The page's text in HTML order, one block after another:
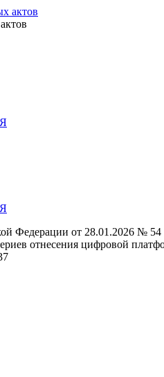
Федерации от 28.01.2026 № 54
отнесения цифровой